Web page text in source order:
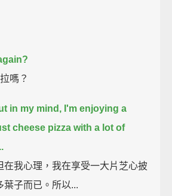
嗎？
in my mind, I'm enjoying a
cheese pizza with a lot of
在我心理，我在享受一大片芝心披
葉子而已。所以...